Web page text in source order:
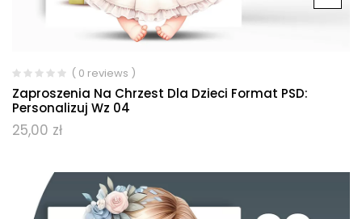
( 0 reviews )
Zaproszenia Na Chrzest Dla Dzieci Format PSD:
Personalizuj Wz 04
25,00 zł